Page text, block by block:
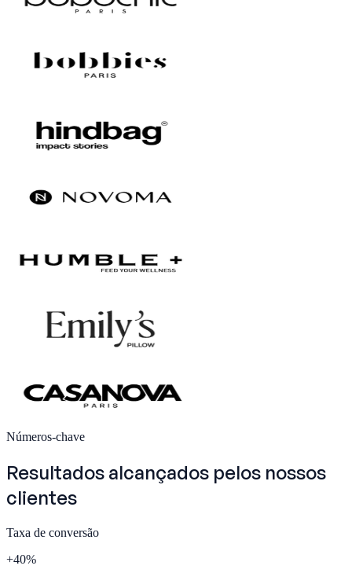
Números-chave
Resultados alcançados pelos nossos
clientes
Taxa de conversão
+40%